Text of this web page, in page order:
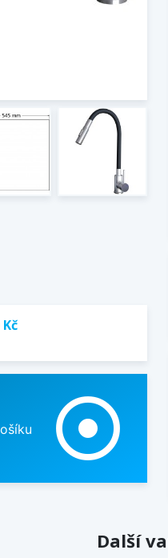
adjust
Další